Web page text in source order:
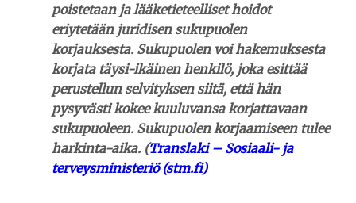
poistetaan ja lääketieteelliset hoidot
eriytetään juridisen sukupuolen
korjauksesta. Sukupuolen voi hakemuksesta
korjata täysi-ikäinen henkilö, joka esittää
perustellun selvityksen siitä, että hän
pysyvästi kokee kuuluvansa korjattavaan
sukupuoleen. Sukupuolen korjaamiseen tulee
harkinta-aika. (Translaki – Sosiaali- ja
terveysministeriö (stm.fi)